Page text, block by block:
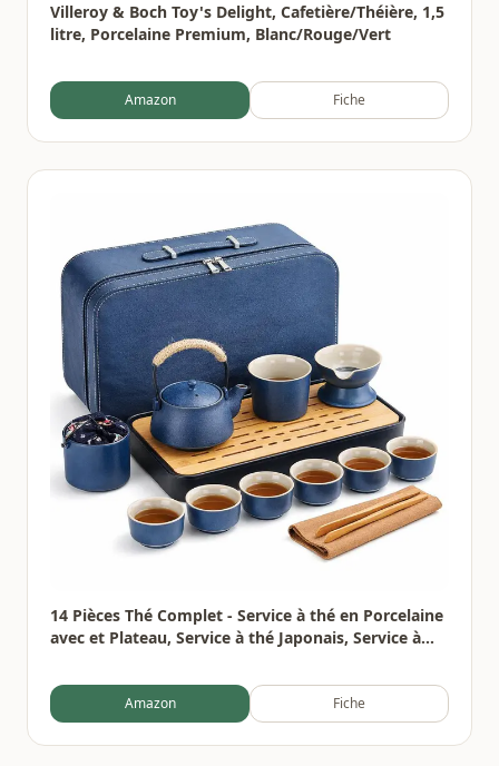
Villeroy & Boch Toy's Delight, Cafetière/Théière, 1,5
litre, Porcelaine Premium, Blanc/Rouge/Vert
Amazon Fiche
14 Pièces Thé Complet - Service à thé en Porcelaine
avec et Plateau, Service à thé Japonais, Service à
Isolées de 120 ml,220ml Théière Thés à Fleurs
Amazon Fiche